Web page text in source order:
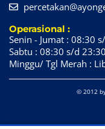
Operasional :
Senin - Jumat : 08:30
Sabtu : 08:30 s/d
Minggu/ Tgl Merah :
© 2012 by